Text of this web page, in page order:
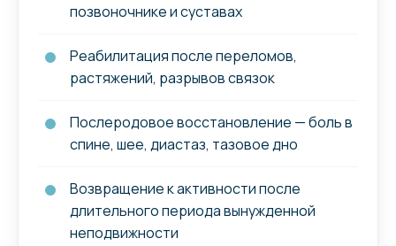
позвоночнике и суставах
Реабилитация после переломов,
растяжений, разрывов связок
Послеродовое восстановление — боль в
спине, шее, диастаз, тазовое дно
Возвращение к активности после
длительного периода вынужденной
неподвижности